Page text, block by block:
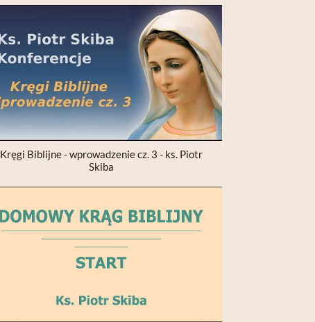
Kręgi Biblijne - wprowadzenie cz. 3 - ks. Piotr
Skiba